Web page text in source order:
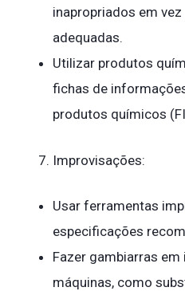
inapropriados em
adequadas.
Utilizar produtos
fichas de
produtos químicos
Improvisações:
Usar ferramentas
especificações
Fazer gambiarras
máquinas, como